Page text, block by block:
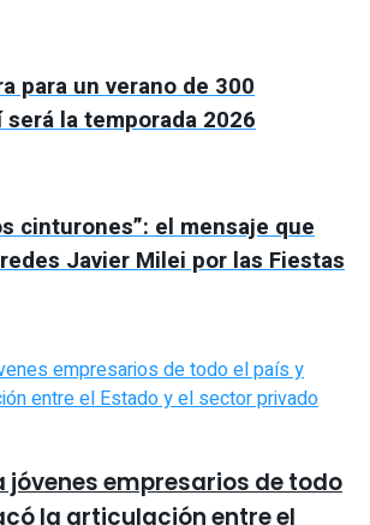
para un verano de 300
la temporada 2026
cinturones”: el mensaje que
Javier Milei por las Fiestas
jóvenes empresarios de todo
la articulación entre el